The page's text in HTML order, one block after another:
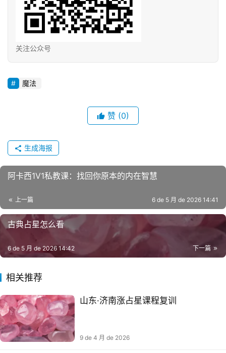
关注公众号
魔法
赞 (0)
生成海报
阿卡西1V1私教课：找回你原本的内在智慧
上一篇 6 de 5 月 de 2026 14:41
古典占星怎么看
下一篇
6 de 5 月 de 2026 14:42
相关推荐
山东·济南涨占星课程复训
9 de 4 月 de 2026